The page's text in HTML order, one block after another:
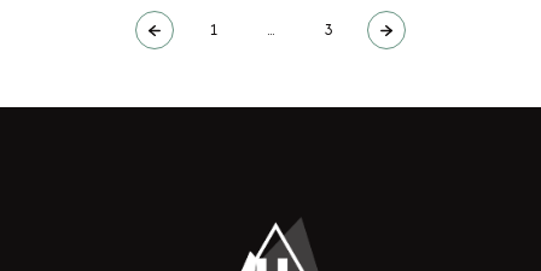
1 ... 3